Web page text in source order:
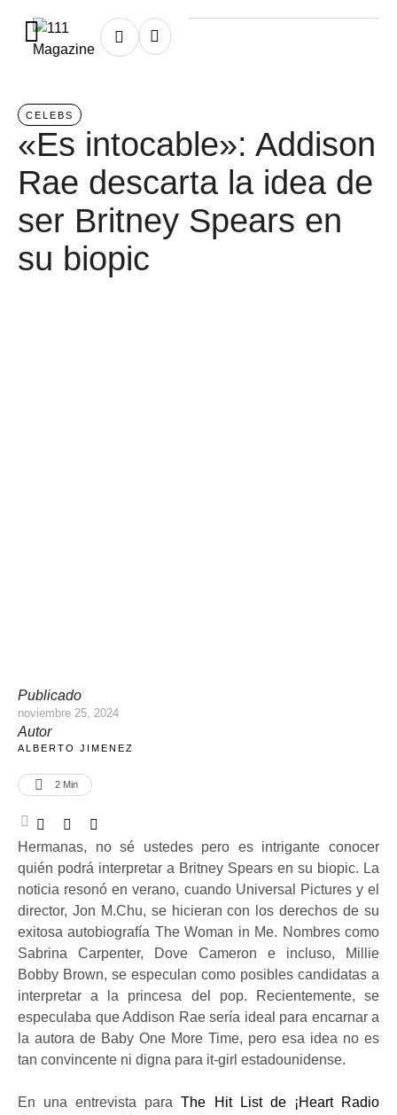
Home /
CELEBS
«Es intocable»: Addison
Rae descarta la idea de
ser Britney Spears en
su biopic
Publicado
noviembre 25, 2024
Autor
ALBERTO JIMENEZ
2 Min
Hermanas, no sé ustedes pero es intrigante conocer
quién podrá interpretar a Britney Spears en su biopic. La
noticia resonó en verano, cuando Universal Pictures y el
director, Jon M.Chu, se hicieran con los derechos de su
exitosa autobiografía The Woman in Me. Nombres como
Sabrina Carpenter, Dove Cameron e incluso, Millie
Bobby Brown, se especulan como posibles candidatas a
interpretar a la princesa del pop. Recientemente, se
especulaba que Addison Rae sería ideal para encarnar a
la autora de Baby One More Time, pero esa idea no es
tan convincente ni digna para it-girl estadounidense.
En una entrevista paraThe Hit List de ¡Heart Radio